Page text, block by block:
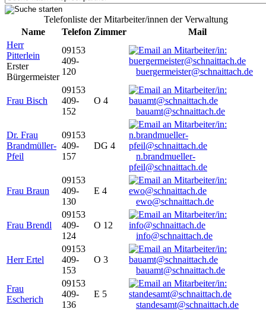
Telefonliste der Mitarbeiter/innen der Verwaltung
Name
Telefon Zimmer
Mail
Herr
Pitterlein
Erster
Bürgermeister
09153
409-
120
buergermeister@schnaittach.de
Frau Bisch
09153
409-
152
O 4
bauamt@schnaittach.de
Dr. Frau
Brandmüller-
Pfeil
09153
409-
157
DG 4
n.brandmueller-
pfeil@schnaittach.de
Frau Braun
09153
409-
130
E 4
ewo@schnaittach.de
Frau Brendl
09153
409-
124
O 12
info@schnaittach.de
Herr Ertel
09153
409-
153
O 3
bauamt@schnaittach.de
Frau
Escherich
09153
409-
136
E 5
standesamt@schnaittach.de